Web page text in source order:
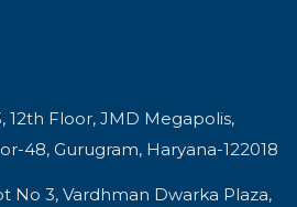
12th Floor, JMD Megapolis,
48, Gurugram, Haryana-122018
No 3, Vardhman Dwarka Plaza,